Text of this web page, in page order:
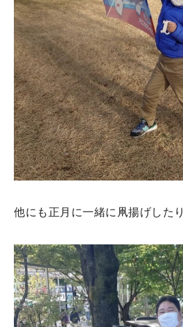
他にも正月に一緒に凧揚げしたり